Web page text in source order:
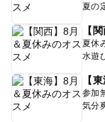
夏の
【
夏休
水遊
【
参加
気分